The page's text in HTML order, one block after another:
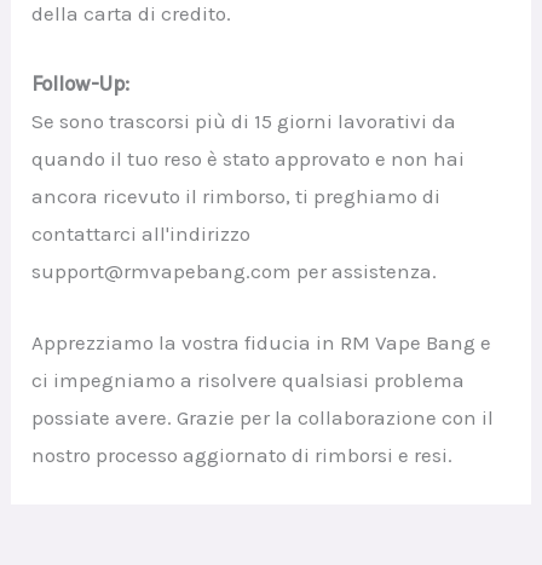
della carta di credito.
Follow-Up:
Se sono trascorsi più di 15 giorni lavorativi da
quando il tuo reso è stato approvato e non hai
ancora ricevuto il rimborso, ti preghiamo di
contattarci all'indirizzo
support@rmvapebang.com per assistenza.
Apprezziamo la vostra fiducia in RM Vape Bang e
ci impegniamo a risolvere qualsiasi problema
possiate avere. Grazie per la collaborazione con il
nostro processo aggiornato di rimborsi e resi.